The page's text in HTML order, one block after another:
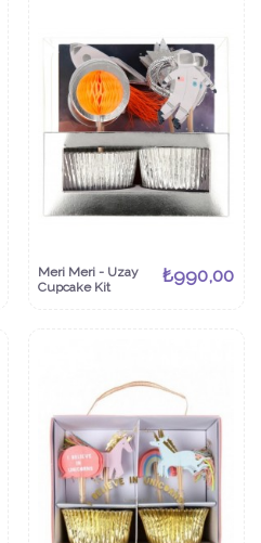
Meri Meri - Uzay
Cupcake Kit
₺990,00